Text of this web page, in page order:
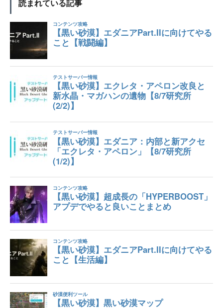
読まれている記事